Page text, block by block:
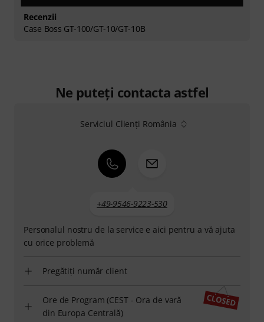
Recenzii
Case Boss GT-100/GT-10/GT-10B
Ne puteți contacta astfel
Serviciul Clienți România
+49-9546-9223-530
Personalul nostru de la service e aici pentru a vă ajuta
cu orice problemă
Pregătiți număr client
Ore de Program (CEST - Ora de vară
din Europa Centrală)